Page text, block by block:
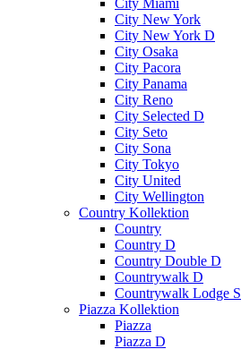
City New York
City New York D
City Osaka
City Pacora
City Panama
City Reno
City Selected D
City Seto
City Sona
City Tokyo
City United
City Wellington
Country Kollektion
Country
Country D
Country Double D
Countrywalk D
Countrywalk Lodge S
Piazza Kollektion
Piazza
Piazza D